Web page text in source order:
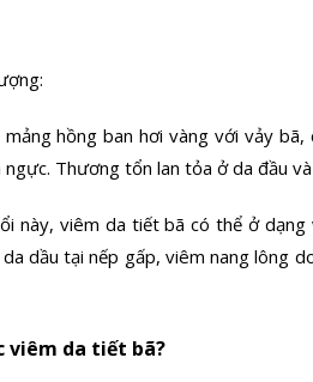
hồng ban hơi vàng với vảy
Thương tổn lan tỏa ở da đầu
này, viêm da tiết bã có thể ở dạng
dầu tại nếp gấp, viêm nang lông
viêm da tiết bã?